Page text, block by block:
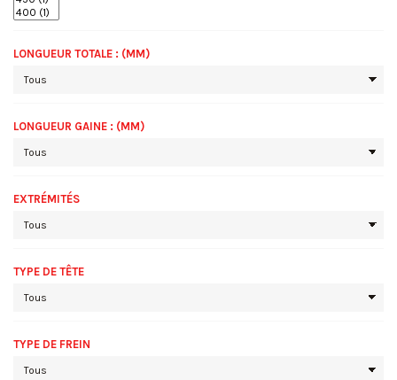
LONGUEUR TOTALE : (MM)
LONGUEUR GAINE : (MM)
EXTRÉMITÉS
TYPE DE TÊTE
TYPE DE FREIN